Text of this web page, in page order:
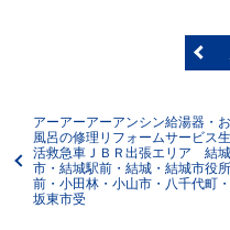
アーアーアーアンシン給湯器・お
風呂の修理リフォームサービス生
活救急車ＪＢＲ出張エリア 結城
市・結城駅前・結城・結城市役所
前・小田林・小山市・八千代町・
坂東市受